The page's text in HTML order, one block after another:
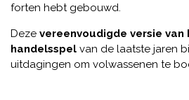
forten hebt gebouwd.
Deze vereenvoudigde versie
handelsspel van de laatste jaren
uitdagingen om volwassenen te